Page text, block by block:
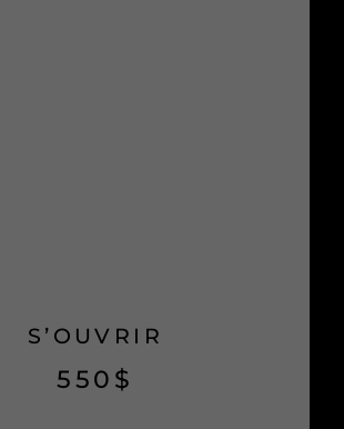
S’OUVRIR
550 $